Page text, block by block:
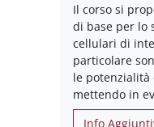
Il corso si
di base per lo
cellulari di
particolare
le
mettendo in
Info